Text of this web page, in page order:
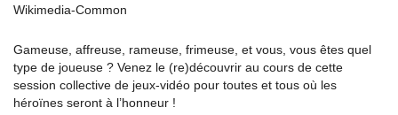
Wikimedia-Common
Gameuse, affreuse, rameuse, frimeuse, et vous, vous êtes quel
type de joueuse ? Venez le (re)découvrir au cours de cette
session collective de jeux-vidéo pour toutes et tous où les
héroïnes seront à l’honneur !